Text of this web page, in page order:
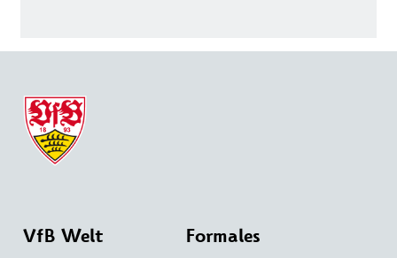
VfB Welt Formales